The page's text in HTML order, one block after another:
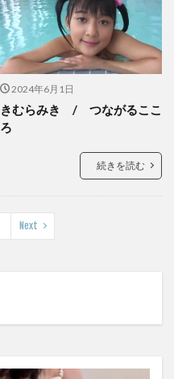
2024年6月1日
きむらみき / つながるここ
ろ
続きを読む
Next